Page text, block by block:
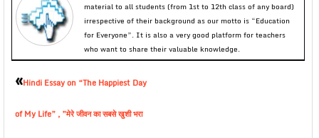
material to all students (from 1st to 12th class of any board)
irrespective of their background as our motto is “Education
for Everyone”. It is also a very good platform for teachers
who want to share their valuable knowledge.
«Hindi Essay on “The Happiest Day
of My Life” , ”मेरे जीवन का सबसे खुशी भरा